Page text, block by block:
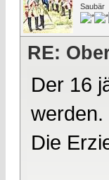
Saubär
RE:
Der 16
werden.
Die